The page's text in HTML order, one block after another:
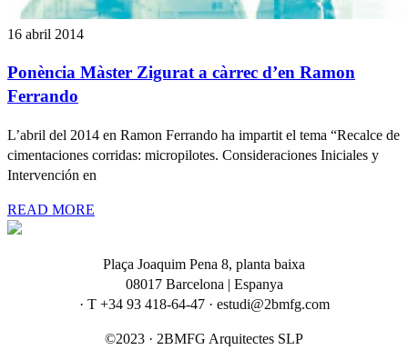
16 abril 2014
Ponència Màster Zigurat a càrrec d’en Ramon
Ferrando
L’abril del 2014 en Ramon Ferrando ha impartit el tema “Recalce de
cimentaciones corridas: micropilotes. Consideraciones Iniciales y
Intervención en
READ MORE
Plaça Joaquim Pena 8, planta baixa
08017 Barcelona | Espanya
· T +34 93 418-64-47 · estudi@2bmfg.com
©2023 · 2BMFG Arquitectes SLP